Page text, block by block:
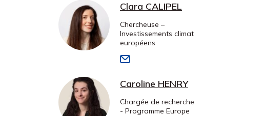
Clara CALIPEL
Chercheuse –
Investissements climat
européens
Caroline HENRY
Chargée de recherche
- Programme Europe